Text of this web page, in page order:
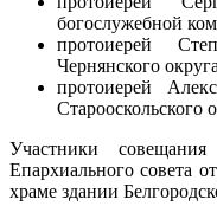
богослужебной
протоиерей
Чернянского
протоиерей
Старооскольского
Участники
Епархиального совета
храме здании